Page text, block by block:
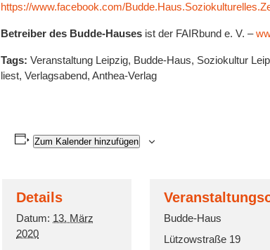
https://www.facebook.com/
Betreiber des Budde-Hauses ist der FAIRbund e. V. –
Tags: Veranstaltung Leipzig, Budde-Haus, Soziokultur
liest, Verlagsabend, Anthea-Verlag
Zum Kalender hinzufügen
Details
Datum: 13. März
2020
Budde-Haus
Lützowstraße 19